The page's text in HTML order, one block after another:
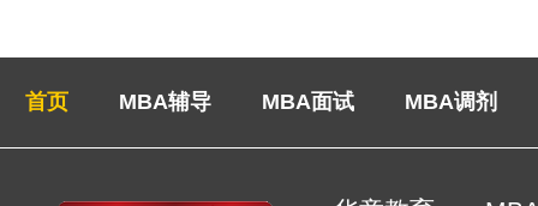
首页 MBA辅导 MBA面试 MBA调剂